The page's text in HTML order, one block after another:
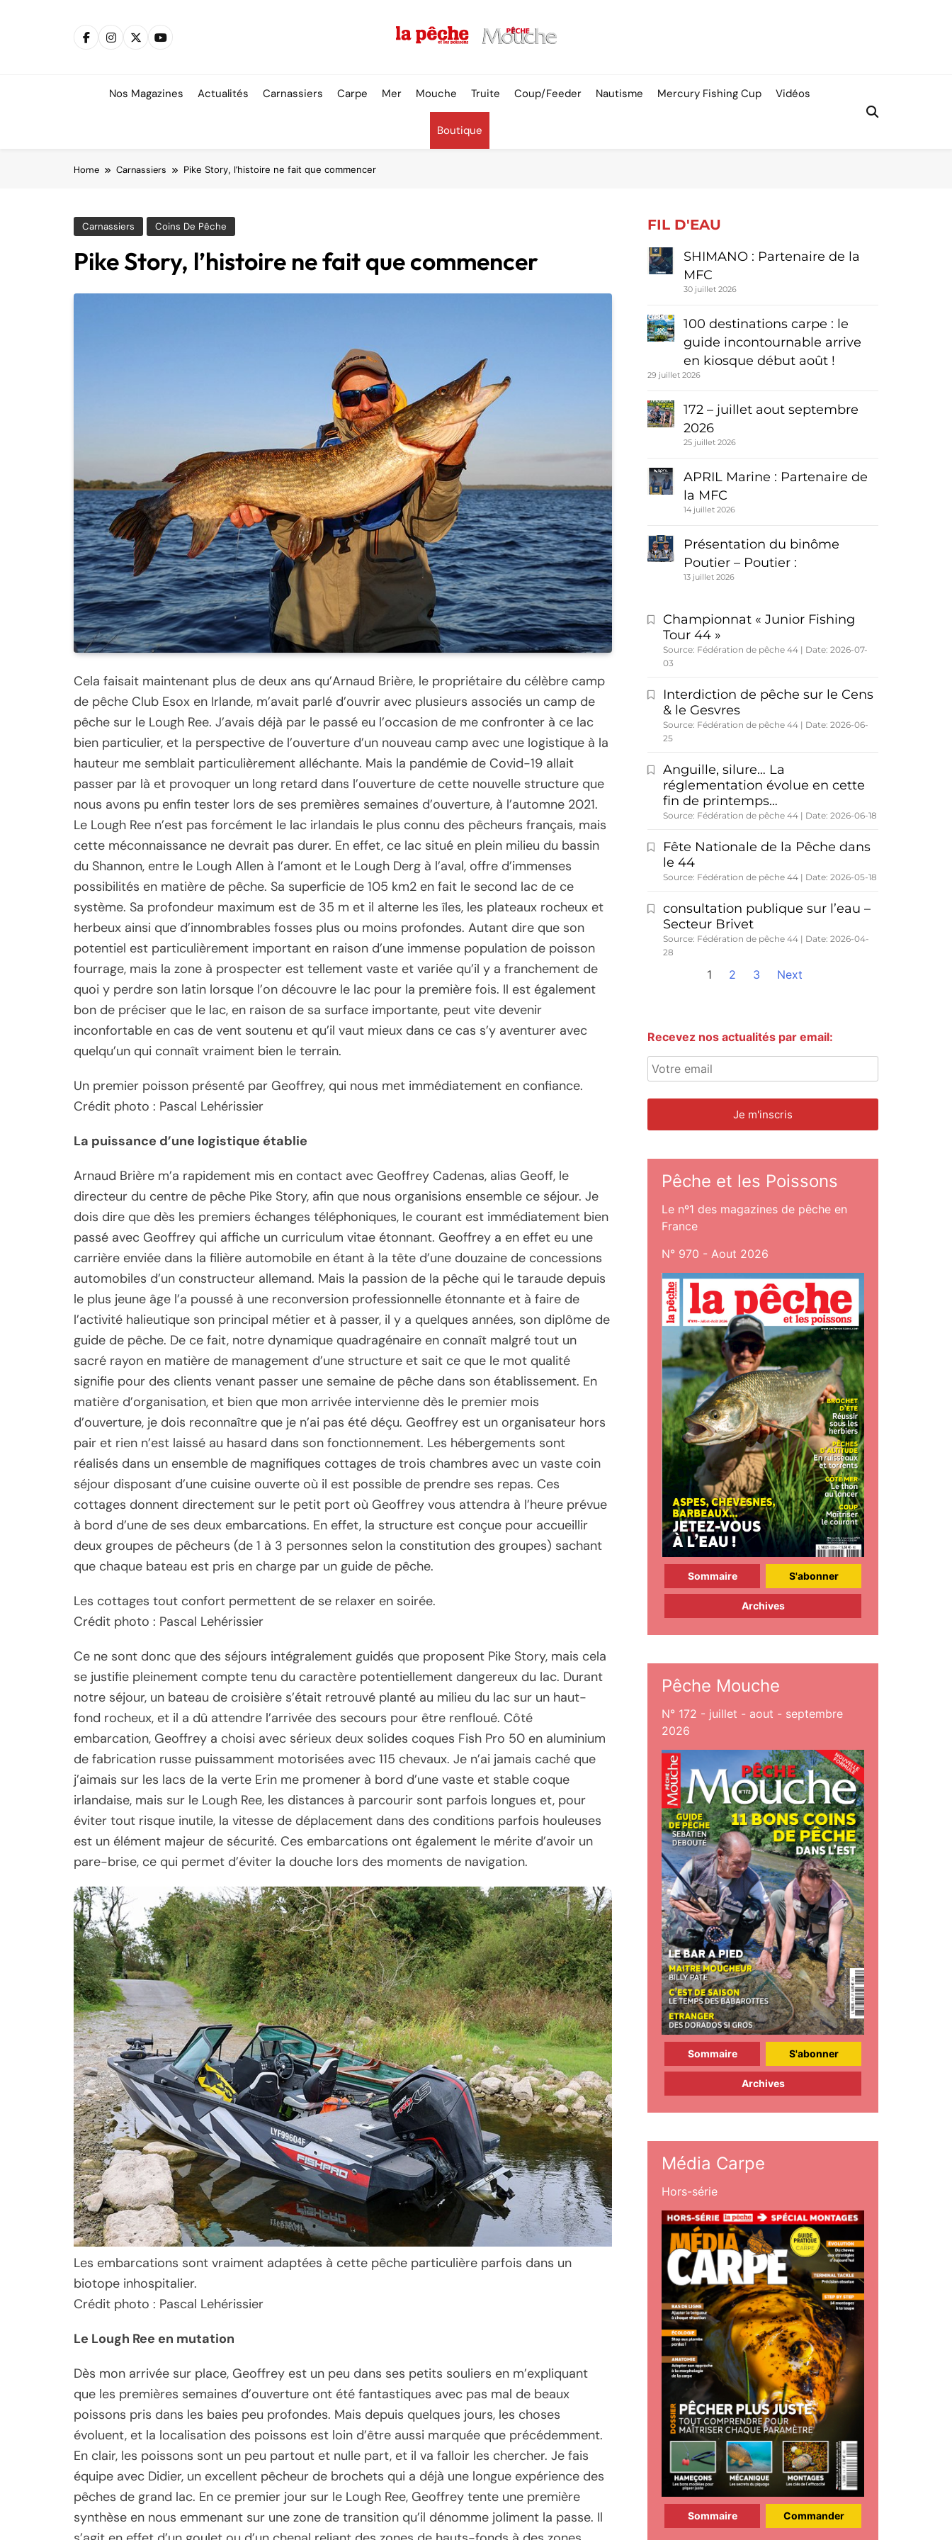
Nos Magazines Actualités Carnassiers Carpe Mer Mouche Truite Coup/Feeder Nautisme Mercury Fishing Cup Vidéos
Boutique
Home Carnassiers Pike Story, l’histoire ne fait que commencer
Carnassiers Coins De Pêche
Pike Story, l’histoire ne fait que commencer
Cela faisait maintenant plus de deux ans qu’Arnaud Brière, le propriétaire du célèbre camp
de pêche Club Esox en Irlande, m’avait parlé d’ouvrir avec plusieurs associés un camp de
pêche sur le Lough Ree. J’avais déjà par le passé eu l’occasion de me confronter à ce lac
bien particulier, et la perspective de l’ouverture d’un nouveau camp avec une logistique à la
hauteur me semblait particulièrement alléchante. Mais la pandémie de Covid-19 allait
passer par là et provoquer un long retard dans l’ouverture de cette nouvelle structure que
nous avons pu enfin tester lors de ses premières semaines d’ouverture, à l’automne 2021.
Le Lough Ree n’est pas forcément le lac irlandais le plus connu des pêcheurs français, mais
cette méconnaissance ne devrait pas durer. En effet, ce lac situé en plein milieu du bassin
du Shannon, entre le Lough Allen à l’amont et le Lough Derg à l’aval, offre d’immenses
possibilités en matière de pêche. Sa superficie de 105 km2 en fait le second lac de ce
système. Sa profondeur maximum est de 35 m et il alterne les îles, les plateaux rocheux et
herbeux ainsi que d’innombrables fosses plus ou moins profondes. Autant dire que son
potentiel est particulièrement important en raison d’une immense population de poisson
fourrage, mais la zone à prospecter est tellement vaste et variée qu’il y a franchement de
quoi y perdre son latin lorsque l’on découvre le lac pour la première fois. Il est également
bon de préciser que le lac, en raison de sa surface importante, peut vite devenir
inconfortable en cas de vent soutenu et qu’il vaut mieux dans ce cas s’y aventurer avec
quelqu’un qui connaît vraiment bien le terrain.
Un premier poisson présenté par Geoffrey, qui nous met immédiatement en confiance.
Crédit photo : Pascal Lehérissier
La puissance d’une logistique établie
Arnaud Brière m’a rapidement mis en contact avec Geoffrey Cadenas, alias Geoff, le
directeur du centre de pêche Pike Story, afin que nous organisions ensemble ce séjour. Je
dois dire que dès les premiers échanges téléphoniques, le courant est immédiatement bien
passé avec Geoffrey qui affiche un curriculum vitae étonnant. Geoffrey a en effet eu une
carrière enviée dans la filière automobile en étant à la tête d’une douzaine de concessions
automobiles d’un constructeur allemand. Mais la passion de la pêche qui le taraude depuis
le plus jeune âge l’a poussé à une reconversion professionnelle étonnante et à faire de
l’activité halieutique son principal métier et à passer, il y a quelques années, son diplôme de
guide de pêche. De ce fait, notre dynamique quadragénaire en connaît malgré tout un
sacré rayon en matière de management d’une structure et sait ce que le mot qualité
signifie pour des clients venant passer une semaine de pêche dans son établissement. En
matière d’organisation, et bien que mon arrivée intervienne dès le premier mois
d’ouverture, je dois reconnaître que je n’ai pas été déçu. Geoffrey est un organisateur hors
pair et rien n’est laissé au hasard dans son fonctionnement. Les hébergements sont
réalisés dans un ensemble de magnifiques cottages de trois chambres avec un vaste coin
séjour disposant d’une cuisine ouverte où il est possible de prendre ses repas. Ces
cottages donnent directement sur le petit port où Geoffrey vous attendra à l’heure prévue
à bord d’une de ses deux embarcations. En effet, la structure est conçue pour accueillir
deux groupes de pêcheurs (de 1 à 3 personnes selon la constitution des groupes) sachant
que chaque bateau est pris en charge par un guide de pêche.
Les cottages tout confort permettent de se relaxer en soirée.
Crédit photo : Pascal Lehérissier
Ce ne sont donc que des séjours intégralement guidés que proposent Pike Story, mais cela
se justifie pleinement compte tenu du caractère potentiellement dangereux du lac. Durant
notre séjour, un bateau de croisière s’était retrouvé planté au milieu du lac sur un haut-
fond rocheux, et il a dû attendre l’arrivée des secours pour être renfloué. Côté
embarcation, Geoffrey a choisi avec sérieux deux solides coques Fish Pro 50 en aluminium
de fabrication russe puissamment motorisées avec 115 chevaux. Je n’ai jamais caché que
j’aimais sur les lacs de la verte Erin me promener à bord d’une vaste et stable coque
irlandaise, mais sur le Lough Ree, les distances à parcourir sont parfois longues et, pour
éviter tout risque inutile, la vitesse de déplacement dans des conditions parfois houleuses
est un élément majeur de sécurité. Ces embarcations ont également le mérite d’avoir un
pare-brise, ce qui permet d’éviter la douche lors des moments de navigation.
Les embarcations sont vraiment adaptées à cette pêche particulière parfois dans un
biotope inhospitalier.
Crédit photo : Pascal Lehérissier
Le Lough Ree en mutation
Dès mon arrivée sur place, Geoffrey est un peu dans ses petits souliers en m’expliquant
que les premières semaines d’ouverture ont été fantastiques avec pas mal de beaux
poissons pris dans les baies peu profondes. Mais depuis quelques jours, les choses
évoluent, et la localisation des poissons est loin d’être aussi marquée que précédemment.
En clair, les poissons sont un peu partout et nulle part, et il va falloir les chercher. Je fais
équipe avec Didier, un excellent pêcheur de brochets qui a déjà une longue expérience des
pêches de grand lac. En ce premier jour sur le Lough Ree, Geoffrey tente une première
synthèse en nous emmenant sur une zone de transition qu’il dénomme joliment la passe. Il
FIL D'EAU
SHIMANO : Partenaire de la
MFC
30 juillet 2026
100 destinations carpe : le
guide incontournable arrive
en kiosque début août !
29 juillet 2026
172 – juillet aout septembre
2026
25 juillet 2026
APRIL Marine : Partenaire de
la MFC
14 juillet 2026
Présentation du binôme
Poutier – Poutier :
13 juillet 2026
Championnat « Junior Fishing
Tour 44 »
Source: Fédération de pêche 44
Date: 2026-07-
03
Interdiction de pêche sur le Cens
& le Gesvres
Source: Fédération de pêche 44
Date: 2026-06-
25
Anguille, silure… La
réglementation évolue en cette
fin de printemps…
Source: Fédération de pêche 44 Date: 2026-06-18
Fête Nationale de la Pêche dans
le 44
Source: Fédération de pêche 44 Date: 2026-05-18
consultation publique sur l’eau –
Secteur Brivet
Source: Fédération de pêche 44
Date: 2026-04-
28
1 2 3 Next
Recevez nos actualités par email:
Pêche et les Poissons
Le nº1 des magazines de pêche en
France
N° 970 - Aout 2026
Sommaire S'abonner
Archives
Pêche Mouche
N° 172 - juillet - aout - septembre
2026
Sommaire S'abonner
Archives
Média Carpe
Hors-série
Sommaire Commander